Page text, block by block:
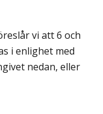
vi att 6 och
i enlighet med
nedan, eller